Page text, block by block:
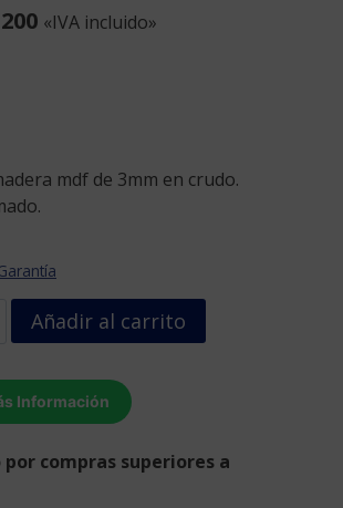
Current
«IVA incluido»
mdf de 3mm en crudo.
Añadir al carrito
Información
compras superiores a